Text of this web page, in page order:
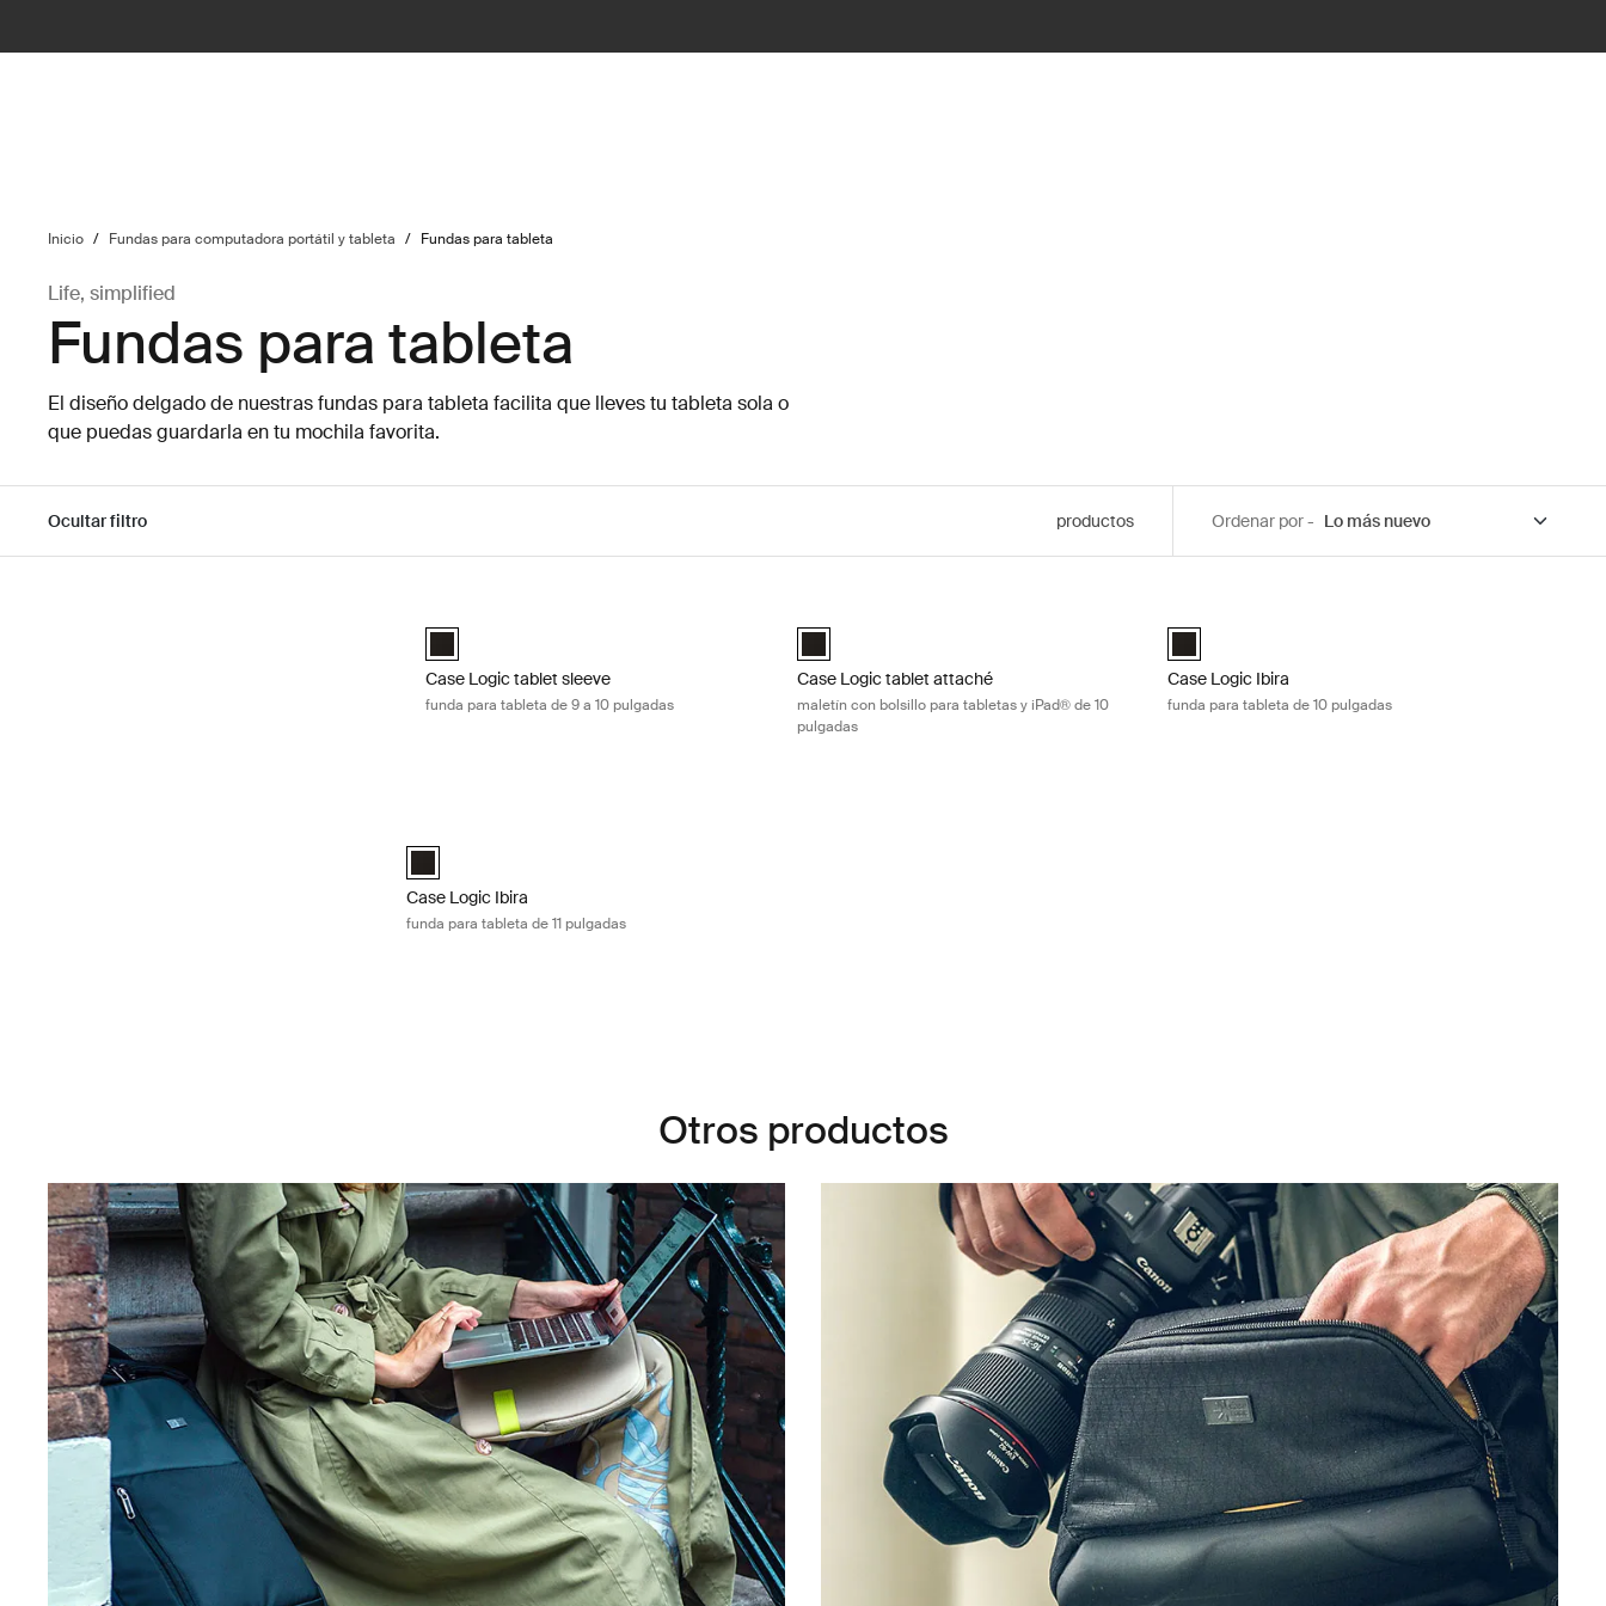
Inicio / Fundas para computadora portátil y tableta / Fundas para tableta
Life, simplified
Fundas para tableta
El diseño delgado de nuestras fundas para tableta facilita que lleves tu tableta sola o
que puedas guardarla en tu mochila favorita.
Ocultar filtro productos Ordenar por -
Case Logic 9-10" Tablet Sleeve Negro (selected)
Case Logic tablet sleeve
funda para tableta de 9 a 10 pulgadas
Case Logic iPad 10" Tablet Attaché with Pocket Negro (selected)
Case Logic tablet attaché
maletín con bolsillo para tabletas y iPad® de 10
pulgadas
Case Logic Ibira 10" Tablet Sleeve Negro (selected)
Case Logic Ibira
funda para tableta de 10 pulgadas
Case Logic Ibira Laptop Sleeve Negro (selected)
Case Logic Ibira
funda para tableta de 11 pulgadas
Otros productos